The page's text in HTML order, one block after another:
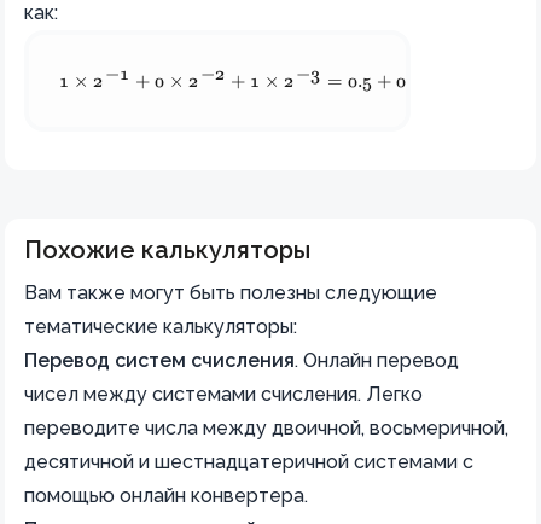
как:
1 \times 2^{-1} + 0 \times 2^{-2} + 1 \times 2^{-3} =
1 × 2 −1 + 0 × 2 −2 + 1 × 2 −3 = 0.5 + 0
Похожие калькуляторы
Вам также могут быть полезны следующие
тематические калькуляторы:
Перевод систем счисления. Онлайн перевод
чисел между системами счисления. Легко
переводите числа между двоичной, восьмеричной,
десятичной и шестнадцатеричной системами с
помощью онлайн конвертера.